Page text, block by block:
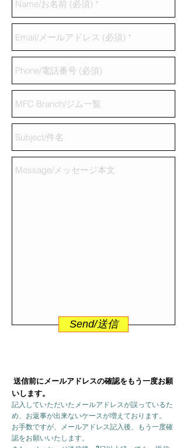
Send/送信
送信前にメールアドレスの確認をもう一度お願
いします。
記入していただいたメールアドレスが誤っているた
め、お返事が出来ないケースが増えております。
お手数ですが、メールアドレス記入後、もう一度確
認をお願いいたします。